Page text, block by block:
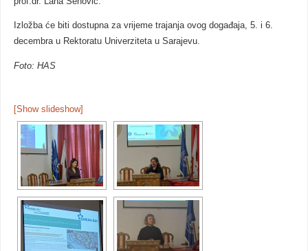
Izložba će biti dostupna za vrijeme trajanja ovog događaja, 5. i 6.
decembra u Rektoratu Univerziteta u Sarajevu.
Foto: HAS
[Show slideshow]